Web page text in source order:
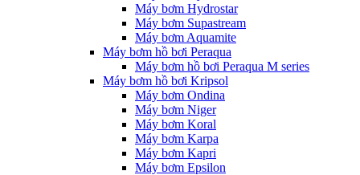
Máy bơm Hydrostar
Máy bơm Supastream
Máy bơm Aquamite
Máy bơm hồ bơi Peraqua
Máy bơm hồ bơi Peraqua M series
Máy bơm hồ bơi Kripsol
Máy bơm Ondina
Máy bơm Niger
Máy bơm Koral
Máy bơm Karpa
Máy bơm Kapri
Máy bơm Epsilon